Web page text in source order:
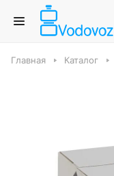
Главная Каталог